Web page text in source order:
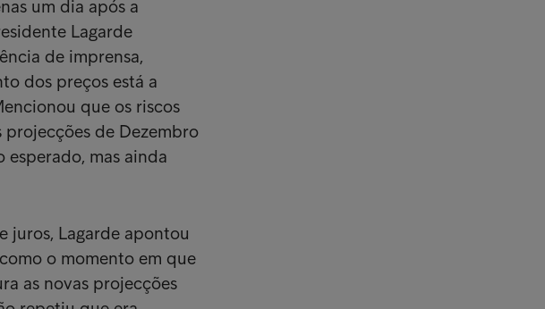
um dia após a
Lagarde
de imprensa,
dos preços está a
que os riscos
de Dezembro
mas ainda
juros, Lagarde apontou
o momento em que
as novas projecções